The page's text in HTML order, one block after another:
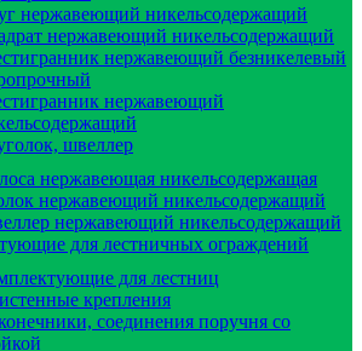
нержавеющий никельсодержащий
нержавеющий никельсодержащий
нержавеющий безникелевый
нержавеющий
швеллер
нержавеющая никельсодержащая
нержавеющий никельсодержащий
нержавеющий никельсодержащий
для лестничных ограждений
для лестниц
крепления
соединения поручня со